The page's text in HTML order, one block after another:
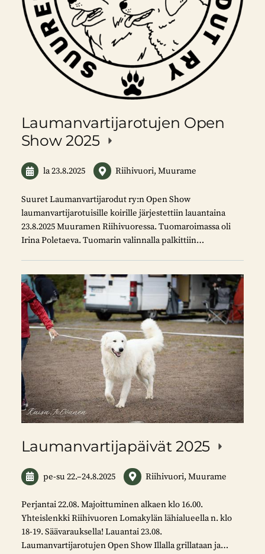
Laumanvartijarotujen Open
Show 2025
la 23.8.2025 Riihivuori, Muurame
Suuret Laumanvartijarodut ry:n Open Show
laumanvartijarotuisille koirille järjestettiin lauantaina
23.8.2025 Muuramen Riihivuoressa. Tuomaroimassa oli
Irina Poletaeva. Tuomarin valinnalla palkittiin…
Laumanvartijapäivät 2025
pe-su 22.–24.8.2025 Riihivuori, Muurame
Perjantai 22.08. Majoittuminen alkaen klo 16.00.
Yhteislenkki Riihivuoren Lomakylän lähialueella n. klo
18-19. Säävarauksella! Lauantai 23.08.
Laumanvartijarotujen Open Show Illalla grillataan ja…